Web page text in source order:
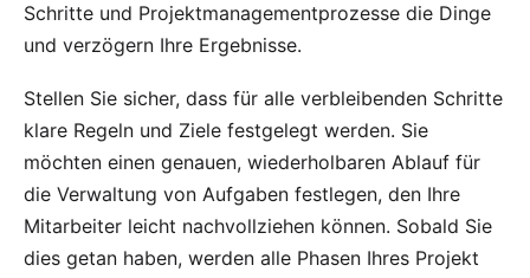
Schritte und Projektmanagementprozesse die Dinge
und verzögern Ihre Ergebnisse.
Stellen Sie sicher, dass für alle verbleibenden Schritte
klare Regeln und Ziele festgelegt werden. Sie
möchten einen genauen, wiederholbaren Ablauf für
die Verwaltung von Aufgaben festlegen, den Ihre
Mitarbeiter leicht nachvollziehen können. Sobald Sie
dies getan haben, werden alle Phasen Ihres Projekt